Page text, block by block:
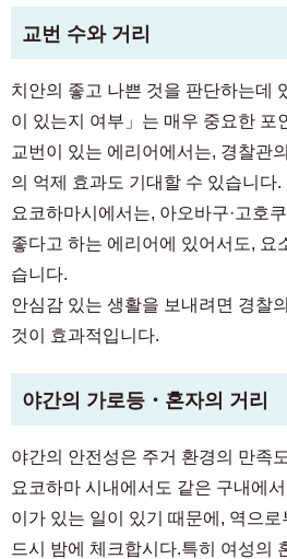
교번 수와 거리
치안의 좋고 나쁜 것을 판단하는데
이 있는지 여부」는 매우 중요한 포
교번이 있는 에리어에서는, 경찰관
의 억제 효과도 기대할 수 있습니다.
요코하마시에서는, 아오바구·고호
좋다고 하는 에리어에 있어서도, 요
습니다.
안심감 있는 생활을 보내려면 경찰
것이 효과적입니다.
야간의 가로등・혼자의 거리
야간의 안전성은 주거 환경의 만족
요코하마 시내에서도 같은 구내에
이가 있는 일이 있기 때문에, 역으
드시 밤에 체크합시다.특히 여성의